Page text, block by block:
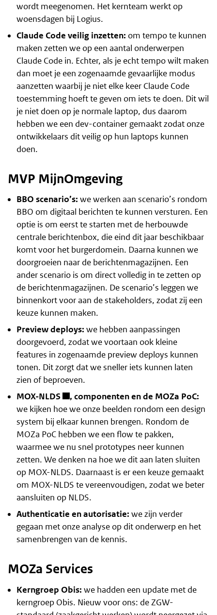
wordt meegenomen. Het kernteam werkt op
woensdagen bij Logius.
Claude Code veilig inzetten: om tempo te kunnen
maken zetten we op een aantal onderwerpen
Claude Code in. Echter, als je echt tempo wilt maken
dan moet je een zogenaamde gevaarlijke modus
aanzetten waarbij je niet elke keer Claude Code
toestemming hoeft te geven om iets te doen. Dit wil
je niet doen op je normale laptop, dus daarom
hebben we een dev-container gemaakt zodat onze
ontwikkelaars dit veilig op hun laptops kunnen
doen.
MVP MijnOmgeving
BBO scenario’s: we werken aan scenario’s rondom
BBO om digitaal berichten te kunnen versturen. Een
optie is om eerst te starten met de herbouwde
centrale berichtenbox, die eind dit jaar beschikbaar
komt voor het burgerdomein. Daarna kunnen we
doorgroeien naar de berichtenmagazijnen. Een
ander scenario is om direct volledig in te zetten op
de berichtenmagazijnen. De scenario’s leggen we
binnenkort voor aan de stakeholders, zodat zij een
keuze kunnen maken.
Preview deploys: we hebben aanpassingen
doorgevoerd, zodat we voortaan ook kleine
features in zogenaamde preview deploys kunnen
tonen. Dit zorgt dat we sneller iets kunnen laten
zien of beproeven.
MOX-NLDS
, componenten en de MOZa PoC:
we kijken hoe we onze beelden rondom een design
system bij elkaar kunnen brengen. Rondom de
MOZa PoC hebben we een flow te pakken,
waarmee we nu snel prototypes neer kunnen
zetten. We denken na hoe we dit aan laten sluiten
op MOX-NLDS. Daarnaast is er een keuze gemaakt
om MOX-NLDS te vereenvoudigen, zodat we beter
aansluiten op NLDS.
Authenticatie en autorisatie: we zijn verder
gegaan met onze analyse op dit onderwerp en het
samenbrengen van de kennis.
MOZa Services
Kerngroep Obis: we hadden een update met de
kerngroep Obis. Nieuw voor ons: de ZGW-